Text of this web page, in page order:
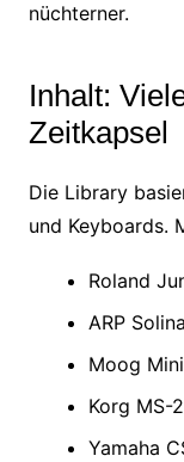
nüchterner.
Inhalt:
Zeitkapsel
Die Library
und Keyboards.
Roland
ARP Solina
Moog
Korg MS-
Yamaha